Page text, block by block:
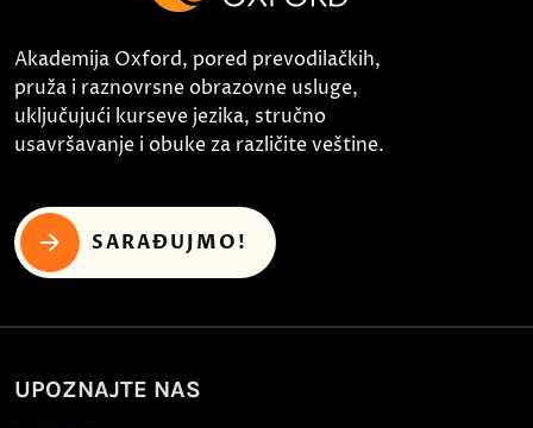
Akademija Oxford, pored prevodilačkih,
pruža i raznovrsne obrazovne usluge,
uključujući kurseve jezika, stručno
usavršavanje i obuke za različite veštine.
SARAĐUJMO!
UPOZNAJTE NAS